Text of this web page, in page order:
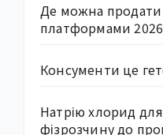
Де можна
платформами 2026
Консументи це
Натрію хлорид
фізрозчину до